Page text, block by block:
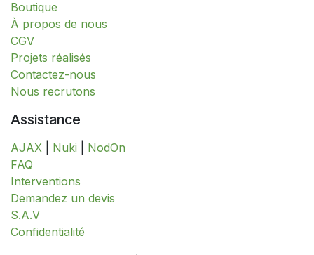
​​​​​​​​​​​​​​​​​​​​​​​​​​​​​​​​​​​​​​​​​​​​​​​​​​​​​​​​​​​​​​​​​​​​​​​B​o​ut​i​q​u​e​
À propos de nous
CGV
Projets réalisés
Contactez-nous
Nous recrutons
Assistance
AJAX Nuki
NodOn
FAQ
Interventions
​​​​​​​​​​​​​​​​​​​​​​​​​D​​e​m​a​n​d​e​z​ ​u​n​ ​d​e​v​i​s
S.A.V
​​​​​​​​​​​​​​Confidentialité​​​​​​​​​​​​​​